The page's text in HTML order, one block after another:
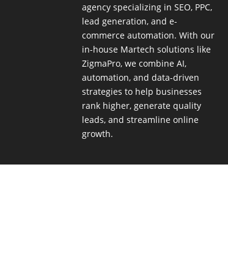
agency specializing in SEO, PPC,
lead generation, and e-
commerce automation. With our
in-house Martech solutions like
ZigmaPro, we combine AI,
automation, and data-driven
strategies to help businesses
rank higher, generate quality
leads, and streamline online
growth.